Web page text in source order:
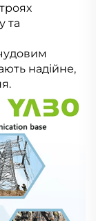
та
надійне,